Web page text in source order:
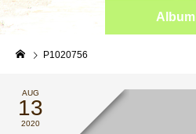
Album
P1020756
AUG
13
2020